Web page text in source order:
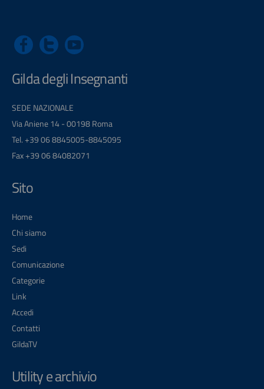
Gilda degli Insegnanti
SEDE NAZIONALE
Via Aniene 14 - 00198 Roma
Tel. +39 06 8845005-8845095
Fax +39 06 84082071
Sito
Home
Chi siamo
Sedi
Comunicazione
Categorie
Link
Accedi
Contatti
GildaTV
Utility e archivio